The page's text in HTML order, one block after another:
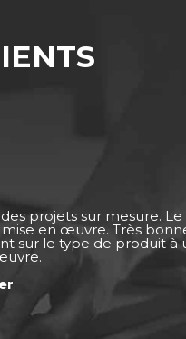
projets sur mesure.
en œuvre. Très
sur le type de produit à